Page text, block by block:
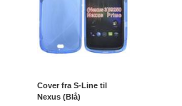
Cover fra S-Line til
Nexus (Blå)